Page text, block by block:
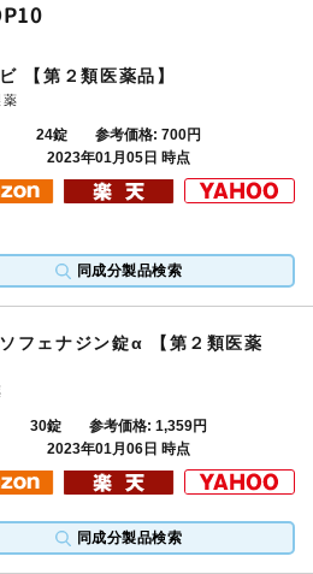
同成分製品検索
【第２類医薬品】
薬
24錠
参考価格: 700円
2023年01月05日 時点
同成分製品検索
フェナジン錠α 【第２類医薬
30錠
参考価格: 1,359円
2023年01月06日 時点